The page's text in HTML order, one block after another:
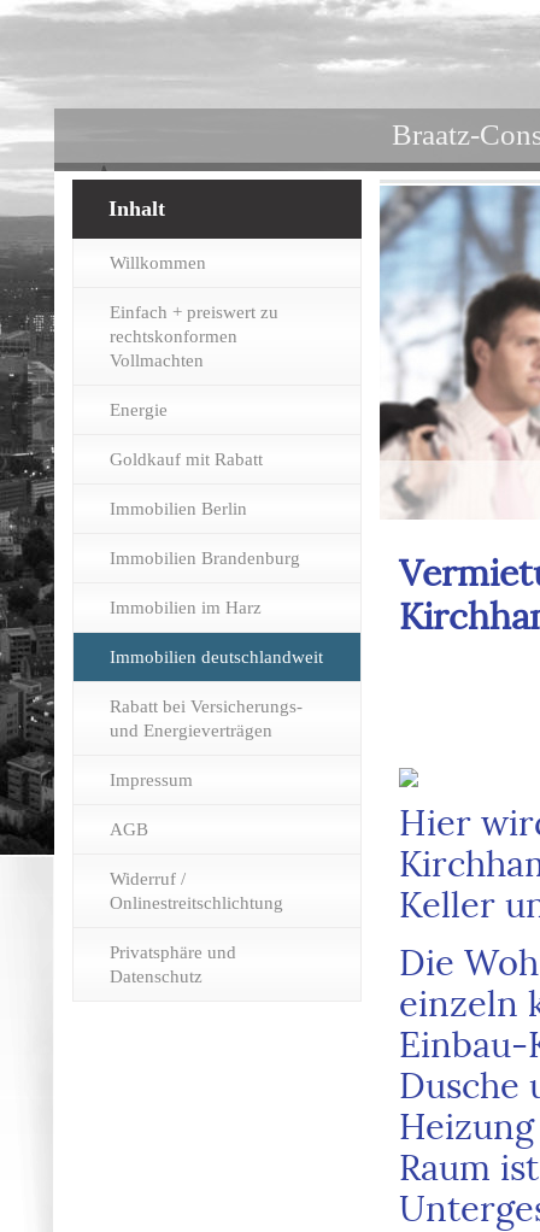
Braatz-
Inhalt
Willkommen
Einfach + preiswert zu
rechtskonformen
Vollmachten
Energie
Goldkauf mit Rabatt
Immobilien Berlin
Immobilien Brandenburg
Immobilien im Harz
Immobilien deutschlandweit
Rabatt bei Versicherungs-
und Energieverträgen
Impressum
AGB
Widerruf /
Onlinestreitschlichtung
Privatsphäre und
Datenschutz
Hier
Keller
Die
einzeln
Einbau-
Dusche
Raum